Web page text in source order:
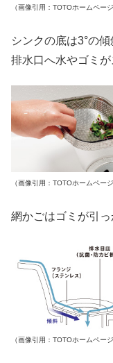
（画像引用：TOTOホームペー
シンクの底は3°の
排水口へ水やゴミが
（画像引用：TOTOホームペー
網かごはゴミが引っ
（画像引用：TOTOホームペー